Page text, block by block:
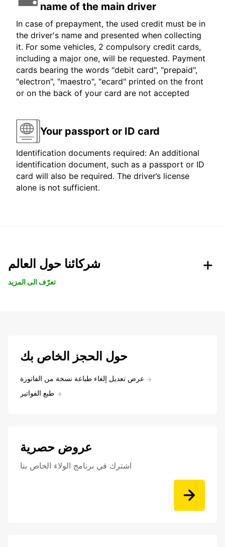
name of the main driver
In case of prepayment, the used credit must be in
the driver's name and presented when collecting
it. For some vehicles, 2 compulsory credit cards,
including a major one, will be requested. Payment
cards bearing the words "debit card", "prepaid",
"electron", "maestro", "ecard" printed on the front
or on the back of your card are not accepted
Your passport or ID card
Identification documents required: An additional
identification document, such as a passport or ID
card will also be required. The driver’s license
alone is not sufficient.
شركائنا حول العالم
تعرّف الى المزيد
حول الحجز الخاص بك
عرض تعديل إلغاء طباعة نسخة من الفاتورة
طبع الفواتير
عروض حصرية
اشترك في برنامج الولاء الخاص بنا